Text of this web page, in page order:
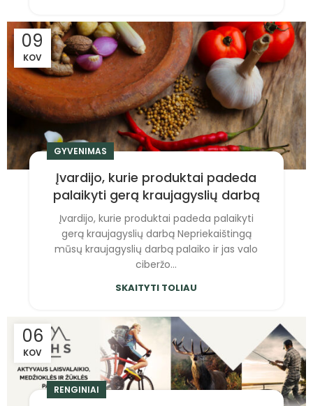
09
KOV
GYVENIMAS
Įvardijo, kurie produktai padeda
palaikyti gerą kraujagyslių darbą
Įvardijo, kurie produktai padeda palaikyti
gerą kraujagyslių darbą Nepriekaištingą
mūsų kraujagyslių darbą palaiko ir jas valo
ciberžo...
SKAITYTI TOLIAU
06
KOV
RENGINIAI